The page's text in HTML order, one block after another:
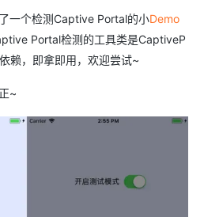
一个检测Captive Portal的小Demo
Portal检测的工具类是CaptiveP
赖，即拿即用，欢迎尝试~
~